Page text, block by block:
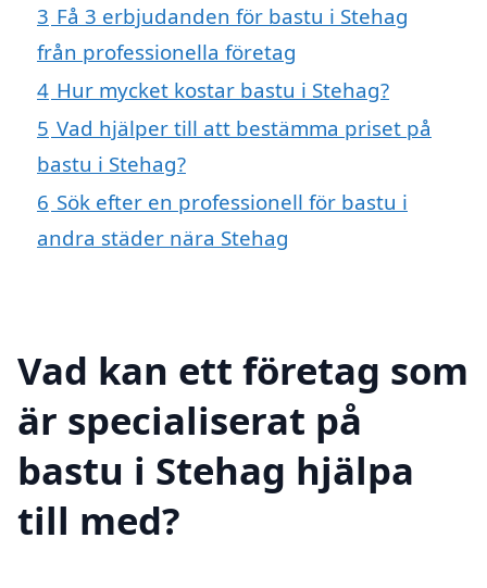
3 Få 3 erbjudanden för bastu i Stehag
från professionella företag
4 Hur mycket kostar bastu i Stehag?
5 Vad hjälper till att bestämma priset på
bastu i Stehag?
6 Sök efter en professionell för bastu i
andra städer nära Stehag
Vad kan ett företag som
är specialiserat på
bastu i Stehag hjälpa
till med?